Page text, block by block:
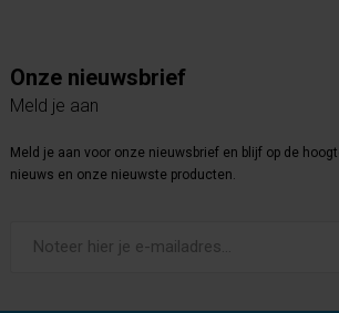
Onze nieuwsbrief
Meld je aan
Meld je aan voor onze nieuwsbrief en blijf op de
nieuws en onze nieuwste producten.